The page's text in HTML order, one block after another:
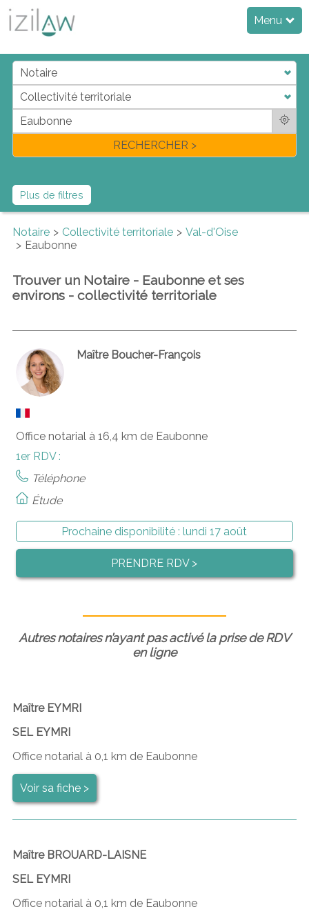
Menu
jdadi
fl
RECHERCHER >
Plus de filtres
Notaire Collectivité territoriale
Val-d'Oise
Eaubonne
Trouver un Notaire - Eaubonne et ses
environs - collectivité territoriale
Maître Boucher-François
Office notarial à 16,4 km de Eaubonne
1er RDV :
Téléphone
Étude
Prochaine disponibilité :lundi 17 août
PRENDRE RDV >
Autres notaires n’ayant pas activé la prise de RDV
en ligne
Maître EYMRI
SEL EYMRI
Office notarial à 0,1 km de Eaubonne
Voir sa fiche >
Maître BROUARD-LAISNE
SEL EYMRI
Office notarial à 0,1 km de Eaubonne